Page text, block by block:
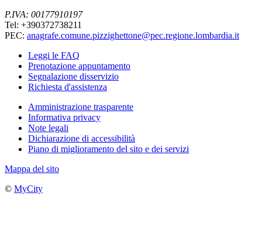
P.IVA: 00177910197
Tel: +390372738211
PEC: anagrafe.comune.pizzighettone@pec.regione.lombardia.it
Leggi le FAQ
Prenotazione appuntamento
Segnalazione disservizio
Richiesta d'assistenza
Amministrazione trasparente
Informativa privacy
Note legali
Dichiarazione di accessibilità
Piano di miglioramento del sito e dei servizi
Mappa del sito
© MyCity